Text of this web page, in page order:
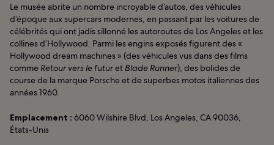
Le musée abrite un nombre incroyable d’autos, des véhicules
d’époque aux supercars modernes, en passant par les voitures de
célébrités qui ont jadis sillonné les autoroutes de Los Angeles et les
collines d’Hollywood. Parmi les engins exposés figurent des «
Hollywood dream machines » (des véhicules vus dans des films
comme Retour vers le futuret Blade Runner), des bolides de
course de la marque Porsche et de superbes motos italiennes des
années 1960.
Emplacement : 6060 Wilshire Blvd, Los Angeles, CA 90036,
États-Unis